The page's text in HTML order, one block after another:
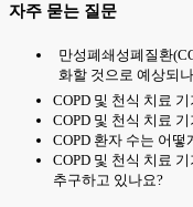
자주 묻는 질문
만성폐쇄성폐질환
화할 것으로 예상되
COPD 및 천식 치료
COPD 및 천식 치료
COPD 환자 수는 어
COPD 및 천식 치료
추구하고 있나요?